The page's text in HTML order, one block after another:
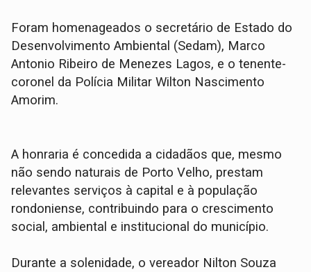
Foram homenageados o secretário de Estado do
Desenvolvimento Ambiental (Sedam), Marco
Antonio Ribeiro de Menezes Lagos, e o tenente-
coronel da Polícia Militar Wilton Nascimento
Amorim.
A honraria é concedida a cidadãos que, mesmo
não sendo naturais de Porto Velho, prestam
relevantes serviços à capital e à população
rondoniense, contribuindo para o crescimento
social, ambiental e institucional do município.
Durante a solenidade, o vereador Nilton Souza